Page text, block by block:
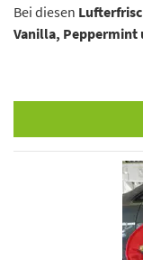
Bei diesen
Vanilla, Peppermint